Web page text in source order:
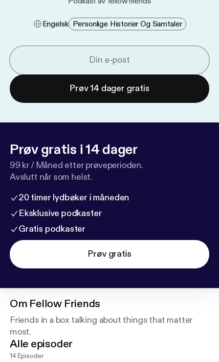
Engelsk Personlige Historier Og Samtaler
Prøv 14 dager gratis
Prøv gratis i 14 dager
99 kr / Måned etter prøveperioden.
Avslutt når som helst.
20 timer lydbøker i måneden
Eksklusive podkaster
Gratis podkaster
Prøv gratis
Om Fellow Friends
Friends in a box talking about things that matter
most.
Alle episoder
14 Episoder